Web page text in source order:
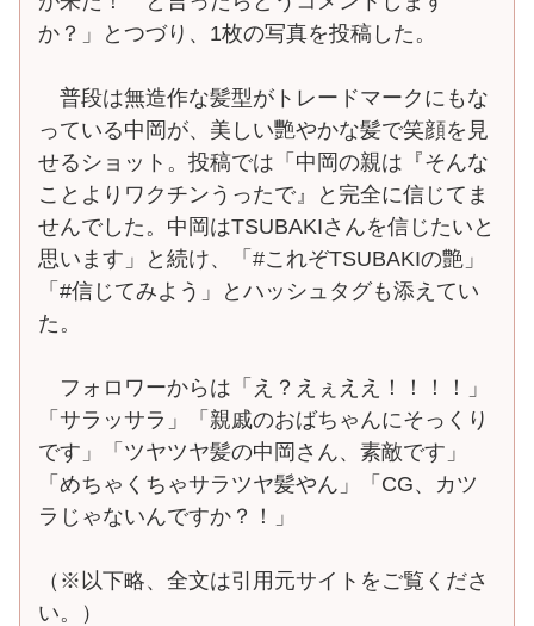
か？」とつづり、1枚の写真を投稿した。
普段は無造作な髪型がトレードマークにもな
っている中岡が、美しい艷やかな髪で笑顔を見
せるショット。投稿では「中岡の親は『そんな
ことよりワクチンうったで』と完全に信じてま
せんでした。中岡はTSUBAKIさんを信じたいと
思います」と続け、「#これぞTSUBAKIの艶」
「#信じてみよう」とハッシュタグも添えてい
た。
フォロワーからは「え？えぇええ！！！！」
「サラッサラ」「親戚のおばちゃんにそっくり
です」「ツヤツヤ髪の中岡さん、素敵です」
「めちゃくちゃサラツヤ髪やん」「CG、カツ
ラじゃないんですか？！」
（※以下略、全文は引用元サイトをご覧くださ
い。）